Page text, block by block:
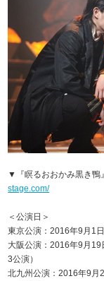
▼『瞑るおおかみ黒き鴨
stage.com/
＜公演日＞
東京公演：2016年9月1
大阪公演：2016年9月
3公演）
北九州公演：2016年9月